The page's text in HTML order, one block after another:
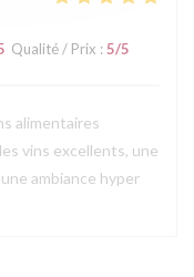
Qualité / Prix : 5/5
alimentaires
vins excellents, une
ambiance hyper